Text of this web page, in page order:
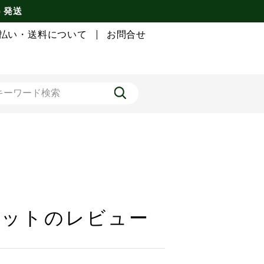
発送
い・送料について お問合せ
トのレビュー